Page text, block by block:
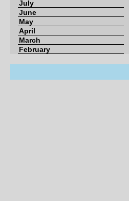
July
June
May
April
March
February